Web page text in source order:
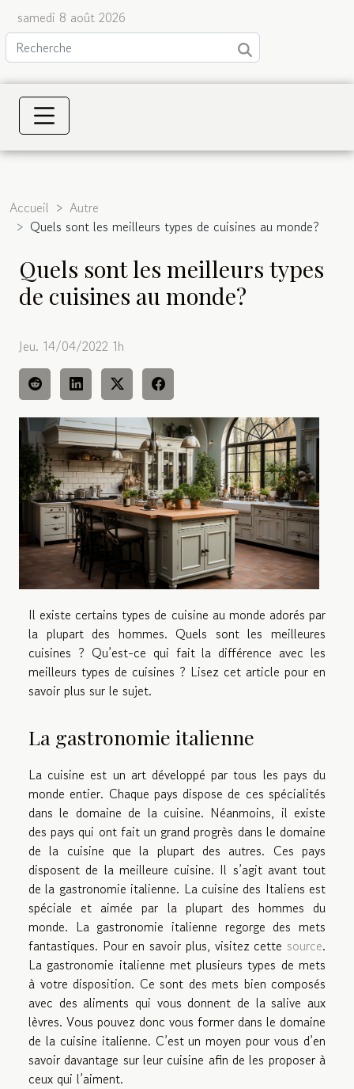
samedi 8 août 2026
Accueil
Autre
Quels sont les meilleurs types de cuisines au monde?
Quels sont les meilleurs types
de cuisines au monde?
Jeu. 14/04/2022 1h
Il existe certains types de cuisine au monde adorés par
la plupart des hommes. Quels sont les meilleures
cuisines ? Qu’est-ce qui fait la différence avec les
meilleurs types de cuisines ? Lisez cet article pour en
savoir plus sur le sujet.
La gastronomie italienne
La cuisine est un art développé par tous les pays du
monde entier. Chaque pays dispose de ces spécialités
dans le domaine de la cuisine. Néanmoins, il existe
des pays qui ont fait un grand progrès dans le domaine
de la cuisine que la plupart des autres. Ces pays
disposent de la meilleure cuisine. Il s’agit avant tout
de la gastronomie italienne. La cuisine des Italiens est
spéciale et aimée par la plupart des hommes du
monde. La gastronomie italienne regorge des mets
fantastiques. Pour en savoir plus, visitez cette source.
La gastronomie italienne met plusieurs types de mets
à votre disposition. Ce sont des mets bien composés
avec des aliments qui vous donnent de la salive aux
lèvres. Vous pouvez donc vous former dans le domaine
de la cuisine italienne. C’est un moyen pour vous d’en
savoir davantage sur leur cuisine afin de les proposer à
ceux qui l’aiment.